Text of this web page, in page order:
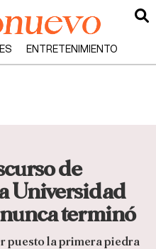
ENTRETENIMIENTO
de
Universidad
terminó
puesto la primera piedra